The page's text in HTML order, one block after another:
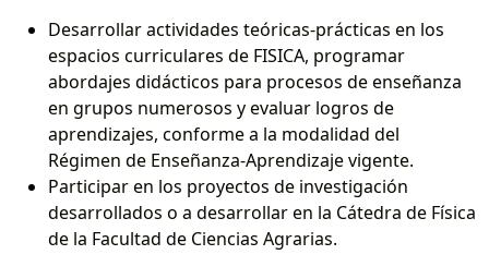
Desarrollar actividades teóricas-prácticas en los
espacios curriculares de FISICA, programar
abordajes didácticos para procesos de enseñanza
en grupos numerosos y evaluar logros de
aprendizajes, conforme a la modalidad del
Régimen de Enseñanza-Aprendizaje vigente.
Participar en los proyectos de investigación
desarrollados o a desarrollar en la Cátedra de Física
de la Facultad de Ciencias Agrarias.